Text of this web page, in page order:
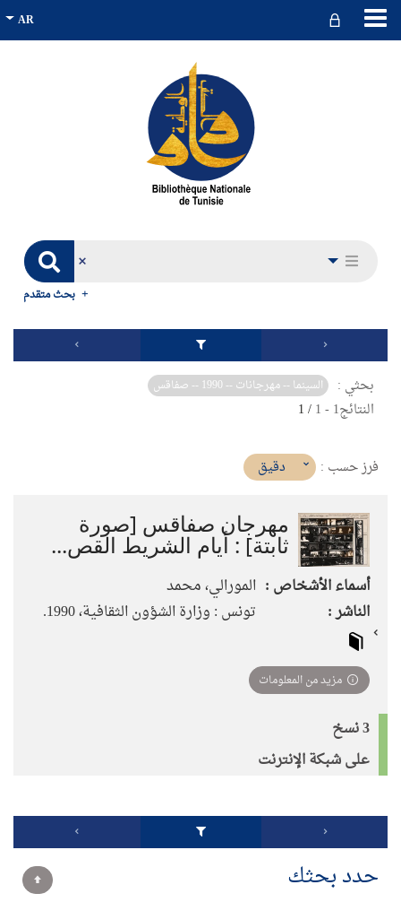
بحث متقدم
بحثي : السينما -- مهرجانات -- 1990 -- صفاقس
النتائج1
-
1
/ 1
فرز حسب : (imediat
تأثير)
دقيق
مهرجان صفاقس [صورة
ثابتة] : أيام الشريط القص...
أسماء الأشخاص : المورالي، محمد
الناشر :
تونس : وزارة الشؤون الثقافية، 1990.
مزيد من المعلومات
3 نسخ
على شبكة الإنترنت
حدد بحثك